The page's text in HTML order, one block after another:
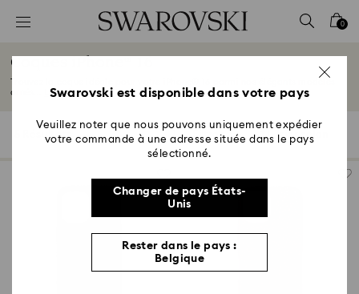
Accesskeys list
2 - Footer
4 - Search results
0
Coques iPhone® 16
Trouvez la coque idéale pour votre iPhone® 16 parmi nos élégants modèles
ornés...
Lire plus
5 Résultats Filtres
Filtres Trier selon
Trier
Swarovski est disponible dans votre pays
Veuillez noter que nous pouvons uniquement expédier
votre commande à une adresse située dans le pays
sélectionné.
Changer de pays États-
Unis
Rester dans le pays :
Belgique